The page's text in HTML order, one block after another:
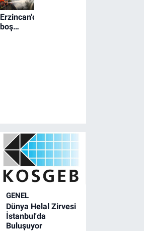
Erzincan'da
boş
GENEL
Dünya Helal Zirvesi
İstanbul'da
Buluşuyor